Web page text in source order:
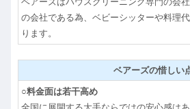
の会社である為、ベビーシッターや料理
ります。
ベアーズの惜しい
○料金面は若干高め